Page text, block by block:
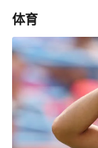
体育